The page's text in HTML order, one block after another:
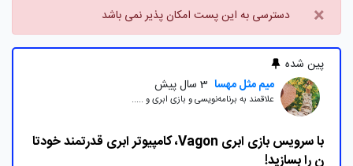
× دسترسی به این پست امکان پذیر نمی باشد
پین شده
میم مثل مهسا 3 سال پیش
علاقمند به برنامه‌نویسی و بازی ابری و .....
با سرویس بازی ابری Vagon، کامپیوتر ابری قدرتمند خودتا
ن را بسازید!